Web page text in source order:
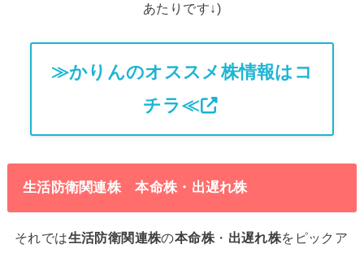
あたりです↓)
≫かりんのオススメ株情報はコ
チラ≪
生活防衛関連株 本命株・出遅れ株
それでは生活防衛関連株の本命株 ・ 出遅れ株をピックア